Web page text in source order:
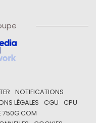
NOTIFICATIONS
LÉGALES CGU
CPU
750G.COM